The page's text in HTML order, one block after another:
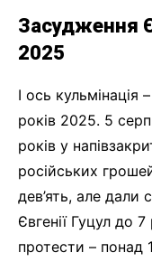
Засудження
2025
І ось кульмінація
років 2025. 5
років у
російських
дев’ять, але
Євгенії Гуцул до
протести – понад